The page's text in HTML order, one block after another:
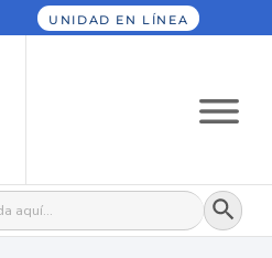
UNIDAD EN LÍNEA
Botón